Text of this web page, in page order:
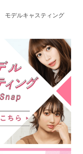
モデルキャスティング